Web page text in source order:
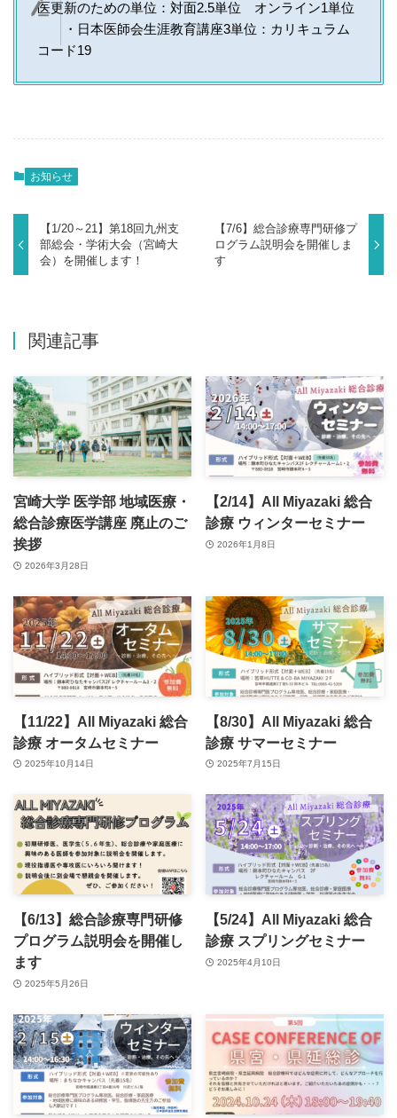
医更新のための単位：対面2.5単位 オンライン1単位
・日本医師会生涯教育講座3単位：カリキュラム
コード19
お知らせ
【1/20～21】第18回九州支
部総会・学術大会（宮崎大
会）を開催します！
【7/6】総合診療専門研修プ
ログラム説明会を開催しま
す
関連記事
宮崎大学 医学部 地域医療・
総合診療医学講座 廃止のご
挨拶
2026年3月28日
【2/14】All Miyazaki 総合
診療 ウィンターセミナー
2026年1月8日
【11/22】All Miyazaki 総合
診療 オータムセミナー
2025年10月14日
【8/30】All Miyazaki 総合
診療 サマーセミナー
2025年7月15日
【6/13】総合診療専門研修
プログラム説明会を開催し
ます
2025年5月26日
【5/24】All Miyazaki 総合
診療 スプリングセミナー
2025年4月10日